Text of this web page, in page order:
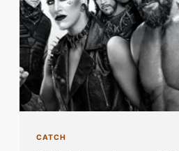
CATCH